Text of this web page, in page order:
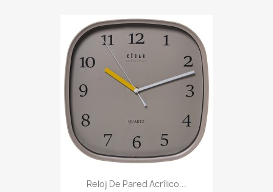
Reloj De Pared Acrílico...